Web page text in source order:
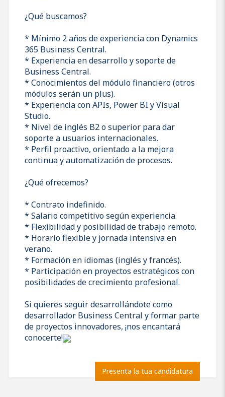
¿Qué buscamos?
* Mínimo 2 años de experiencia con Dynamics
365 Business Central.
* Experiencia en desarrollo y soporte de
Business Central.
* Conocimientos del módulo financiero (otros
módulos serán un plus).
* Experiencia con APIs, Power BI y Visual
Studio.
* Nivel de inglés B2 o superior para dar
soporte a usuarios internacionales.
* Perfil proactivo, orientado a la mejora
continua y automatización de procesos.
¿Qué ofrecemos?
* Contrato indefinido.
* Salario competitivo según experiencia.
* Flexibilidad y posibilidad de trabajo remoto.
* Horario flexible y jornada intensiva en
verano.
* Formación en idiomas (inglés y francés).
* Participación en proyectos estratégicos con
posibilidades de crecimiento profesional.
Si quieres seguir desarrollándote como
desarrollador Business Central y formar parte
de proyectos innovadores, ¡nos encantará
conocerte!
Presenta la tua candidatura